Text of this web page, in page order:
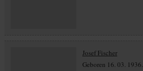
Josef Fischer
Geboren 16. 03. 1936.